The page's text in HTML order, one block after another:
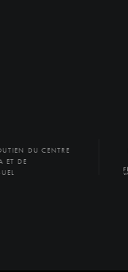
DU CENTRE
ET DE